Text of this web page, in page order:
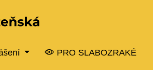
PRO SLABOZRAKÉ